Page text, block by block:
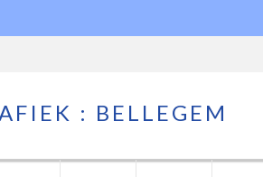
: BELLEGEM